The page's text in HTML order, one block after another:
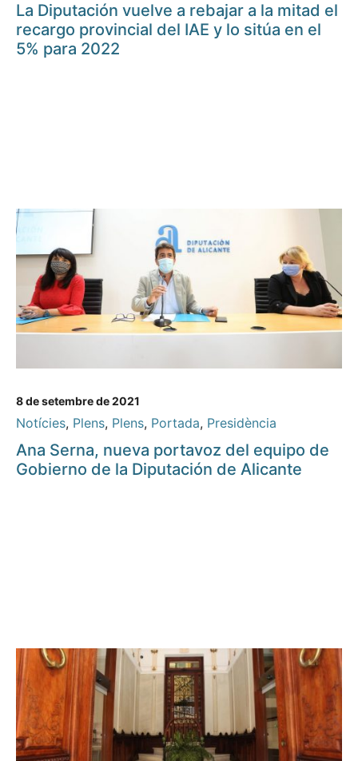
La Diputación vuelve a rebajar a la mitad el
recargo provincial del IAE y lo sitúa en el
5% para 2022
8 de setembre de 2021
Notícies, Plens, Plens, Portada, Presidència
Ana Serna, nueva portavoz del equipo de
Gobierno de la Diputación de Alicante